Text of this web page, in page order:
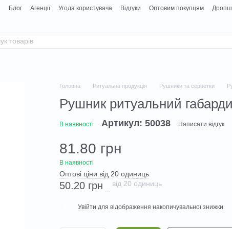
Блог Агенції Угода користувача Відгуки Оптовим покупцям
Головна Ритуальна продукція Рушники та серветки
Рушник ритуальний
В наявності Артикул: 50038 Написати відгук
81.80 грн
В наявності
Оптові ціни від 20 одиниць
50.20 грн від 20 одиниць
Увійти для відображення накопичувальної знижки